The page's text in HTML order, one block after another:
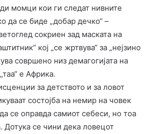
момци кои ги следат нивните
да се биде „добар дечко“ –
сокриен зад маската на
кој „се жртвува“ за „нејзино
совршено низ демагогијата на
е Африка.
за детството и за ловот
состојба на немир на човек
се оправда самиот себеси, но тоа
Дотука се чини дека ловецот